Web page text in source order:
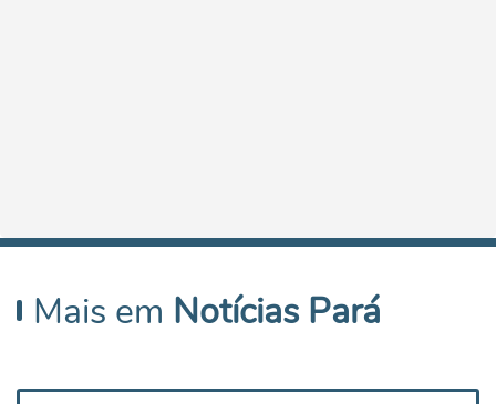
Mais em Notícias Pará